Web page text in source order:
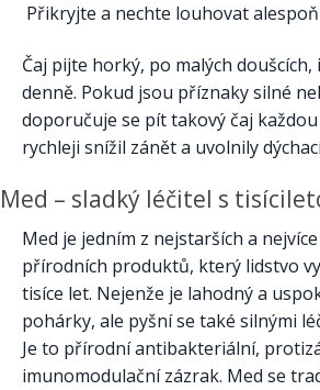
Přikryjte a nechte louhovat
Čaj pijte horký, po malých
denně. Pokud jsou příznaky silné
doporučuje se pít takový čaj
rychleji snížil zánět a uvolnily
Med – sladký léčitel s
Med je jedním z nejstarších a
přírodních produktů, který lidstvo
tisíce let. Nejenže je lahodný a
pohárky, ale pyšní se také silnými
Je to přírodní antibakteriální,
imunomodulační zázrak. Med se